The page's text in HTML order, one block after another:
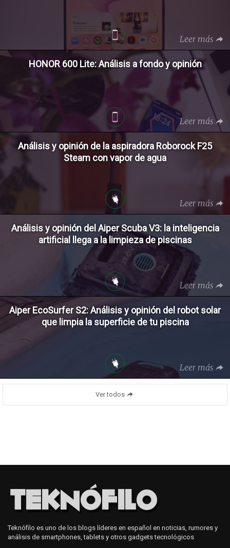
Leer más
HONOR 600 Lite: Análisis a fondo y opinión
Leer más
Análisis y opinión de la aspiradora Roborock F25
Steam con vapor de agua
Leer más
Análisis y opinión del Aiper Scuba V3: la inteligencia
artificial llega a la limpieza de piscinas
Leer más
Aiper EcoSurfer S2: Análisis y opinión del robot solar
que limpia la superficie de tu piscina
Leer más
Ver todos
Teknófilo es uno de los blogs líderes en español en noticias, rumores y
análisis de smartphones, tablets y otros gadgets tecnológicos